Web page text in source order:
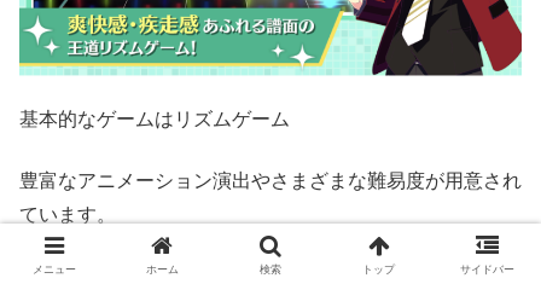
基本的なゲームはリズムゲーム
豊富なアニメーション演出やさまざまな難易度が用意され
ています。
さらに「3Dライブ」機能ではフル3Dによるミュージック
メニュー ホーム 検索 トップ サイドバー